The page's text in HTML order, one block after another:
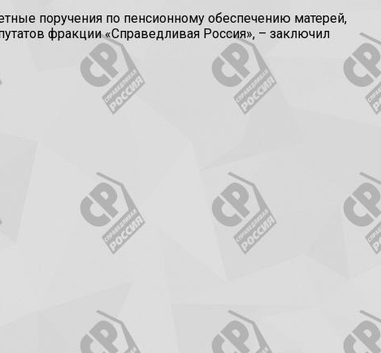
поручения по пенсионному обеспечению матерей,
фракции «Справедливая Россия», – заключил